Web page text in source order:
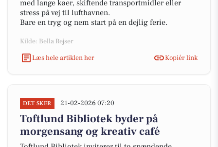
med lange køer, skiftende transportmidler eller
stress på vej til lufthavnen.
Bare en tryg og nem start på en dejlig ferie.
Kilde: Bella Rejser
Læs hele artiklen her
Kopiér link
DET SKER 21-02-2026 07:20
Toftlund Bibliotek byder på
morgensang og kreativ café